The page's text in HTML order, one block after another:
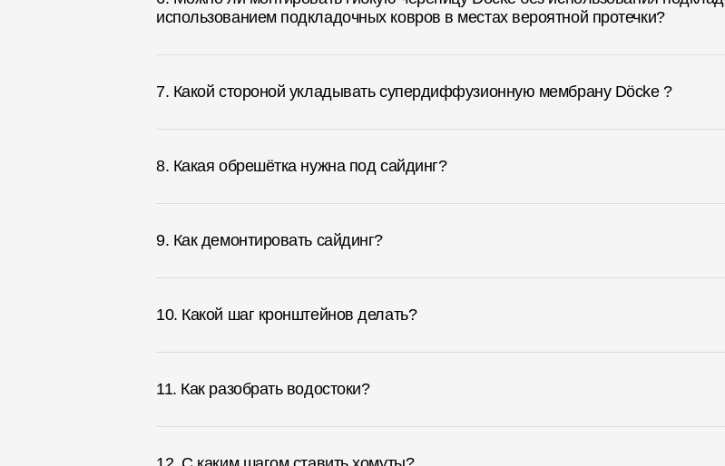
использованием подкладочных ковров в местах вероятной протечки?
7. Какой стороной укладывать супердиффузионную мембрану Döcke ?
8. Какая обрешётка нужна под сайдинг?
9. Как демонтировать сайдинг?
10. Какой шаг кронштейнов делать?
11. Как разобрать водостоки?